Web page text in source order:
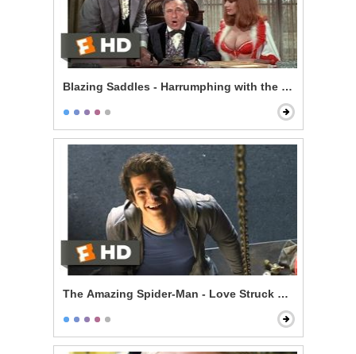
Blazing Saddles - Harrumphing with the Governor
The Amazing Spider-Man - Love Struck Skateboarding